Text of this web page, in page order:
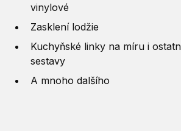
vinylové
Zasklení lodžie
Kuchyňské linky na míru i
sestavy
A mnoho dalšího